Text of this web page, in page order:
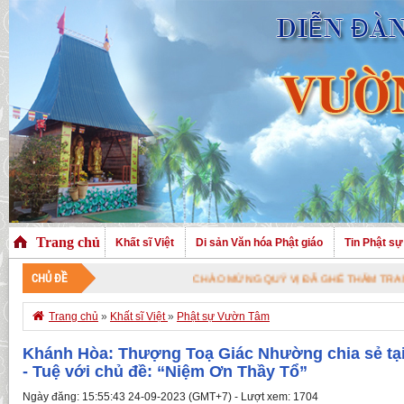
Trang chủ Khất sĩ Việt Di sản Văn hóa Phật giáo Tin Phật sự
CHỦ ĐỀ CHÀO MỪNG QUÝ VỊ ĐÃ GHÉ THĂM TRANG NHÀ. CHÚC
 Trang chủ » Khất sĩ Việt» Phật sự Vườn Tâm
Khánh Hòa: Thượng Toạ Giác Nhường chia sẻ
- Tuệ với chủ đề: “Niệm Ơn Thầy Tổ”
Ngày đăng: 15:55:43 24-09-2023 (GMT+7) - Lượt xem: 1704